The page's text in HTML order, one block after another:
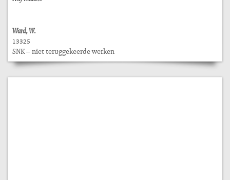
Ward, W.
13325
SNK – niet teruggekeerde werken